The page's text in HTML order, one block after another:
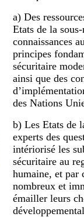
a) Des
Etats de la
connaissances
principes
sécuritaire
ainsi que des
des Nations
b) Les Etats de
experts des
intériorisé les
sécuritaire au
humaine, et par
nombreux et
émailler leurs